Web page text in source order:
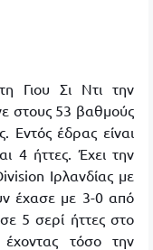
Γιου Σι Ντι την
στους 53 βαθμούς
Εντός έδρας είναι
4 ήττες. Έχει την
Ιρλανδίας με
έχασε με 3-0 από
5 σερί ήττες στο
τόσο την